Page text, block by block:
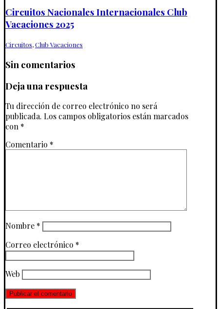
Circuitos Nacionales Internacionales Club
Vacaciones 2025
Circuitos,Club Vacaciones
Sin comentarios
Deja una respuesta
Tu dirección de correo electrónico no será
publicada. Los campos obligatorios están marcados
con *
Comentario *
Nombre *
Correo electrónico *
Web